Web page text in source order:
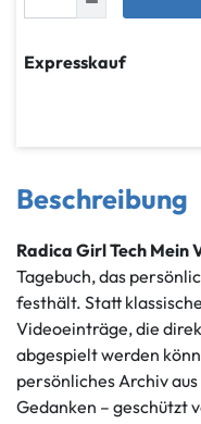
Expresskauf
Beschreibung
Radica Girl Tech Mein
Tagebuch, das
festhält. Statt
Videoeinträge, die
abgespielt werden
persönliches Archiv
Gedanken – geschützt